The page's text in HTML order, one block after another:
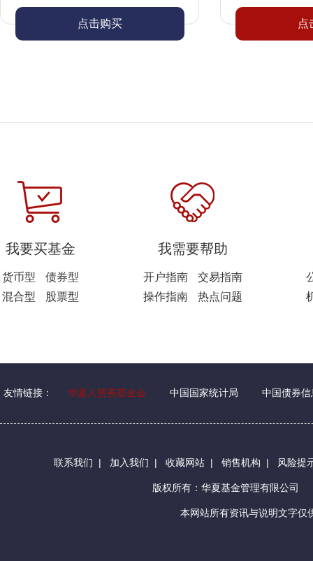
点击购买 点
我要买基金
货币型
债券型
混合型
股票型
我需要帮助
开户指南
交易指南
操作指南
热点问题
友情链接： 华夏人慈善基金会 中国国家统计局 中国债券信
联系我们 | 加入我们 | 收藏网站 | 销售机构 | 风险提
版权所有：华夏基金管理有限公司
本网站所有资讯与说明文字仅